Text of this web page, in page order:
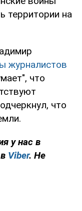
территории на
журналистов
что
что
у нас в
Viber. Не